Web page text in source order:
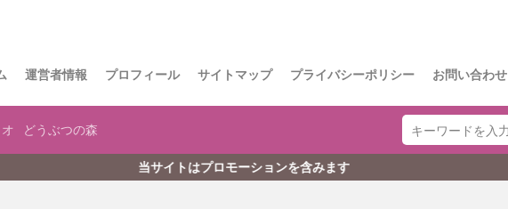
運営者情報 プロフィール サイトマップ プライバシーポリシー お問い合わせ
どうぶつの森
当サイトはプロモーションを含みます